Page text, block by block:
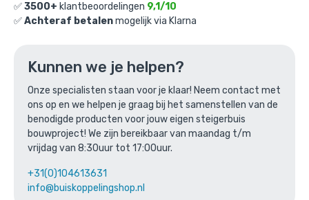
✅3500+ klantbeoordelingen 9,1/10
✅Achteraf betalenmogelijk via Klarna
Kunnen we je helpen?
Onze specialisten staan voor je klaar! Neem contact met
ons op en we helpen je graag bij het samenstellen van de
benodigde producten voor jouw eigen steigerbuis
bouwproject! We zijn bereikbaar van maandag t/m
vrijdag van 8:30uur tot 17:00uur.
+31(0)104613631
info@buiskoppelingshop.nl
Ga naar winkelmandje
Bovenstaande product wordt vaak
gecombineerd met: